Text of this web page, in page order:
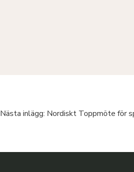
Nästa inlägg: Nordiskt Toppmöte för